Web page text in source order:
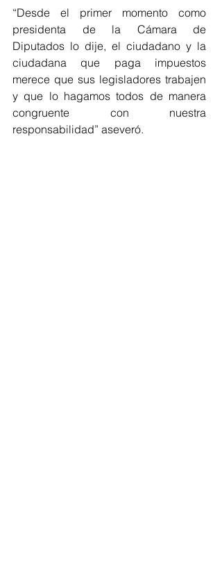
“Desde el primer momento como
presidenta de la Cámara de
Diputados lo dije, el ciudadano y la
ciudadana que paga impuestos
merece que sus legisladores trabajen
y que lo hagamos todos de manera
congruente con nuestra
responsabilidad” aseveró.